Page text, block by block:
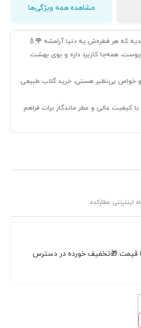
مشاهده همه ویژگی‌ها
که هر قطره‌ش یه دنیا آرامشه 🌹💧
پوست، همه‌جا کاربرد داره و بوی بهشت
و خواص بی‌نظیر هستی، خرید گلاب طبیعی
کیفیت عالی و عطر ماندگار برات فراهم
اینترنتی عطارکده.
قیمت 🎁تخفیف خورده در دسترس